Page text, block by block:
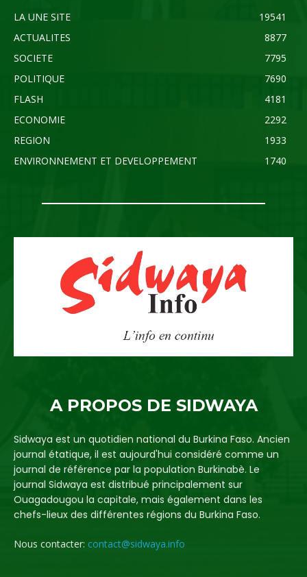
LA UNE SITE
19541
ACTUALITES
8877
SOCIETE
7795
POLITIQUE
7690
FLASH
4181
ECONOMIE
2292
REGION
1933
ENVIRONNEMENT ET DEVELOPPEMENT
1740
A PROPOS DE SIDWAYA
Sidwaya est un quotidien national du Burkina Faso. Ancien
journal étatique, il est aujourd'hui considéré comme un
journal de référence par la population Burkinabè. Le
journal Sidwaya est distribué principalement sur
Ouagadougou la capitale, mais également dans les
chefs-lieux des différentes régions du Burkina Faso.
Nous contacter: contact@sidwaya.info